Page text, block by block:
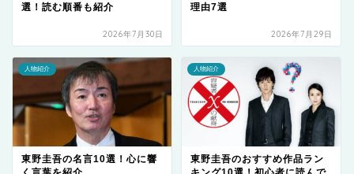
選！読む順番も紹介
2026年7月30日
理由7選
2026年7月29日
人物紹介
東野圭吾の名言10選！心に響
人物紹介
東野圭吾のおすすめ作品ラン